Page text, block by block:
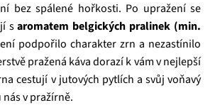
bez spálené hořkosti. Po upražení se
saromatem belgických pralinek (min.
podpořilo charakter zrn a nezastínilo
pražená káva dorazí k vám v nejlepší
cestují v jutových pytlích a svůj voňavý
v pražírně.